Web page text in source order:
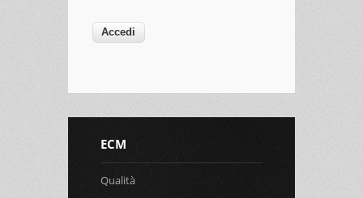
ECM
Qualità